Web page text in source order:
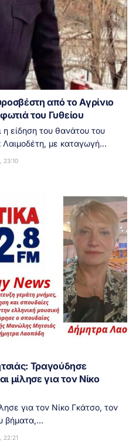
από το Αγρίνιο
του Γυθείου
είδηση του θανάτου του
με καταγωγή...
23:10
Τραγούδησε
μίλησε για τον Νίκο
για τον Νίκο Γκάτσο, τον
βήματα,...
22:21